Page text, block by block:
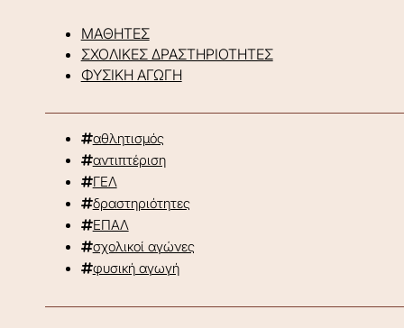
ΜΑΘΗΤΕΣ
ΣΧΟΛΙΚΕΣ ΔΡΑΣΤΗΡΙΟΤΗΤΕΣ
ΦΥΣΙΚΗ ΑΓΩΓΗ
αθλητισμός
αντιπτέριση
ΓΕΛ
δραστηριότητες
ΕΠΑΛ
σχολικοί αγώνες
φυσική αγωγή